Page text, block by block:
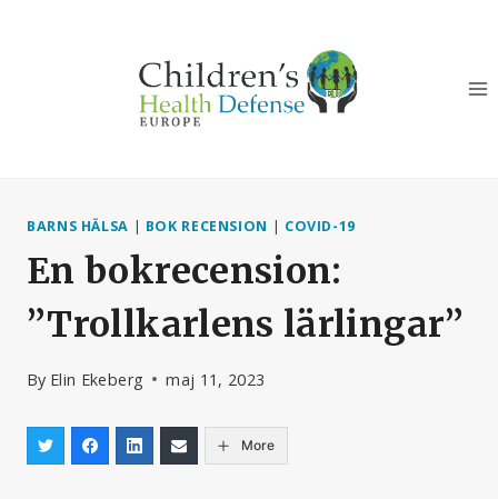
BARNS HÄLSA | BOK RECENSION | COVID-19
En bokrecension:
”Trollkarlens lärlingar”
By Elin Ekeberg maj 11, 2023
More